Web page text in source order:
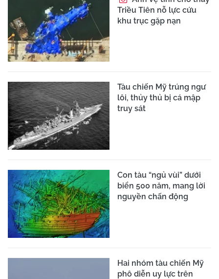
Triều Tiên nỗ lực cứu
khu trục gặp nạn
Tàu chiến Mỹ trúng ngư
lôi, thủy thủ bị cá mập
truy sát
Con tàu “ngủ vùi” dưới
biển 500 năm, mang lời
nguyền chấn động
Hai nhóm tàu chiến Mỹ
phô diễn uy lực trên